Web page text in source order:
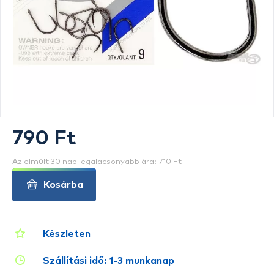
Készleten
Szállítási idő: 1-3 munkanap
790 Ft
Az elmúlt 30 nap legalacsonyabb ára: 710 Ft
Kosárba